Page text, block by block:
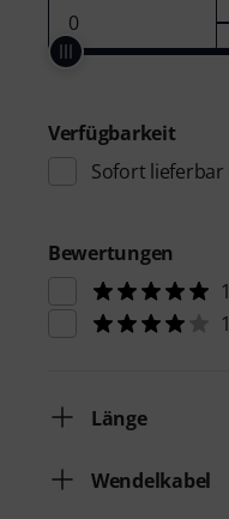
Verfügbarkeit
Sofort lieferbar
Bewertungen
1
1
Länge
Wendelkabel